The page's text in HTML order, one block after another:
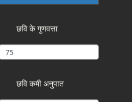
छवि के गुणवत्ता
छवि कमी अनुपात